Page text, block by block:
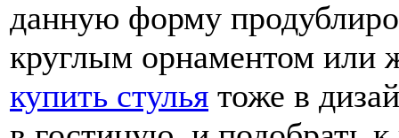
данную форму
круглым орнаментом или
купить стулья тоже в